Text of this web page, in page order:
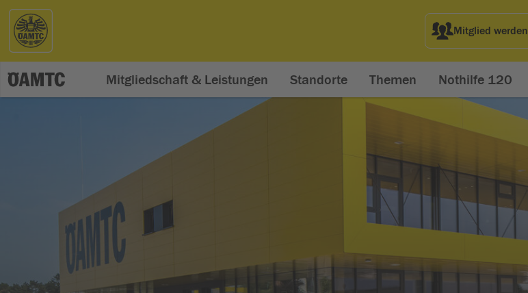
Mitglied werden
Mitgliedschaft & Leistungen Standorte Themen Nothilfe 120